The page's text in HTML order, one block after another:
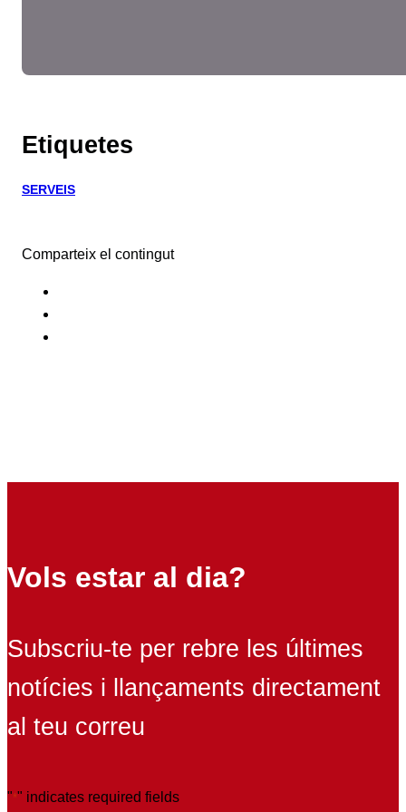
Etiquetes
SERVEIS
Comparteix el contingut
Vols estar al dia?
Subscriu-te per rebre les últimes
notícies i llançaments directament
al teu correu
"*" indicates required fields